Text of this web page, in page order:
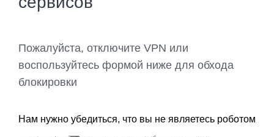
Пожалуйста, отключите VPN или
воспользуйтесь формой ниже для обхода
блокировки
Нам нужно убедиться, что вы не являетесь роботом